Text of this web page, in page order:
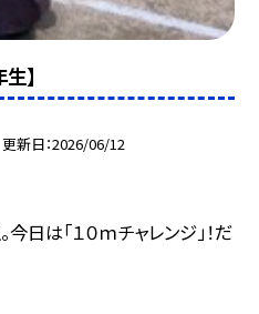
】
更新日 2026/06/12
日は「１０ｍチャレンジ」！だ